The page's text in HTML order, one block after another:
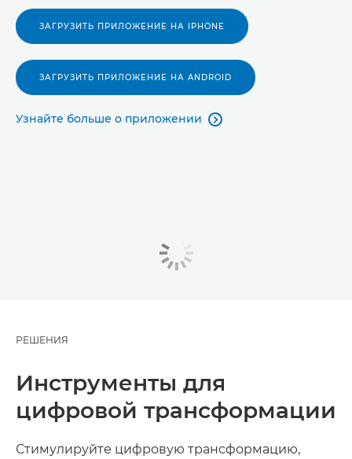
ЗАГРУЗИТЬ ПРИЛОЖЕНИЕ НА IPHONE
ЗАГРУЗИТЬ ПРИЛОЖЕНИЕ НА ANDROID
Узнайте больше о приложении 
РЕШЕНИЯ
Инструменты для
цифровой трансформации
Стимулируйте цифровую трансформацию,